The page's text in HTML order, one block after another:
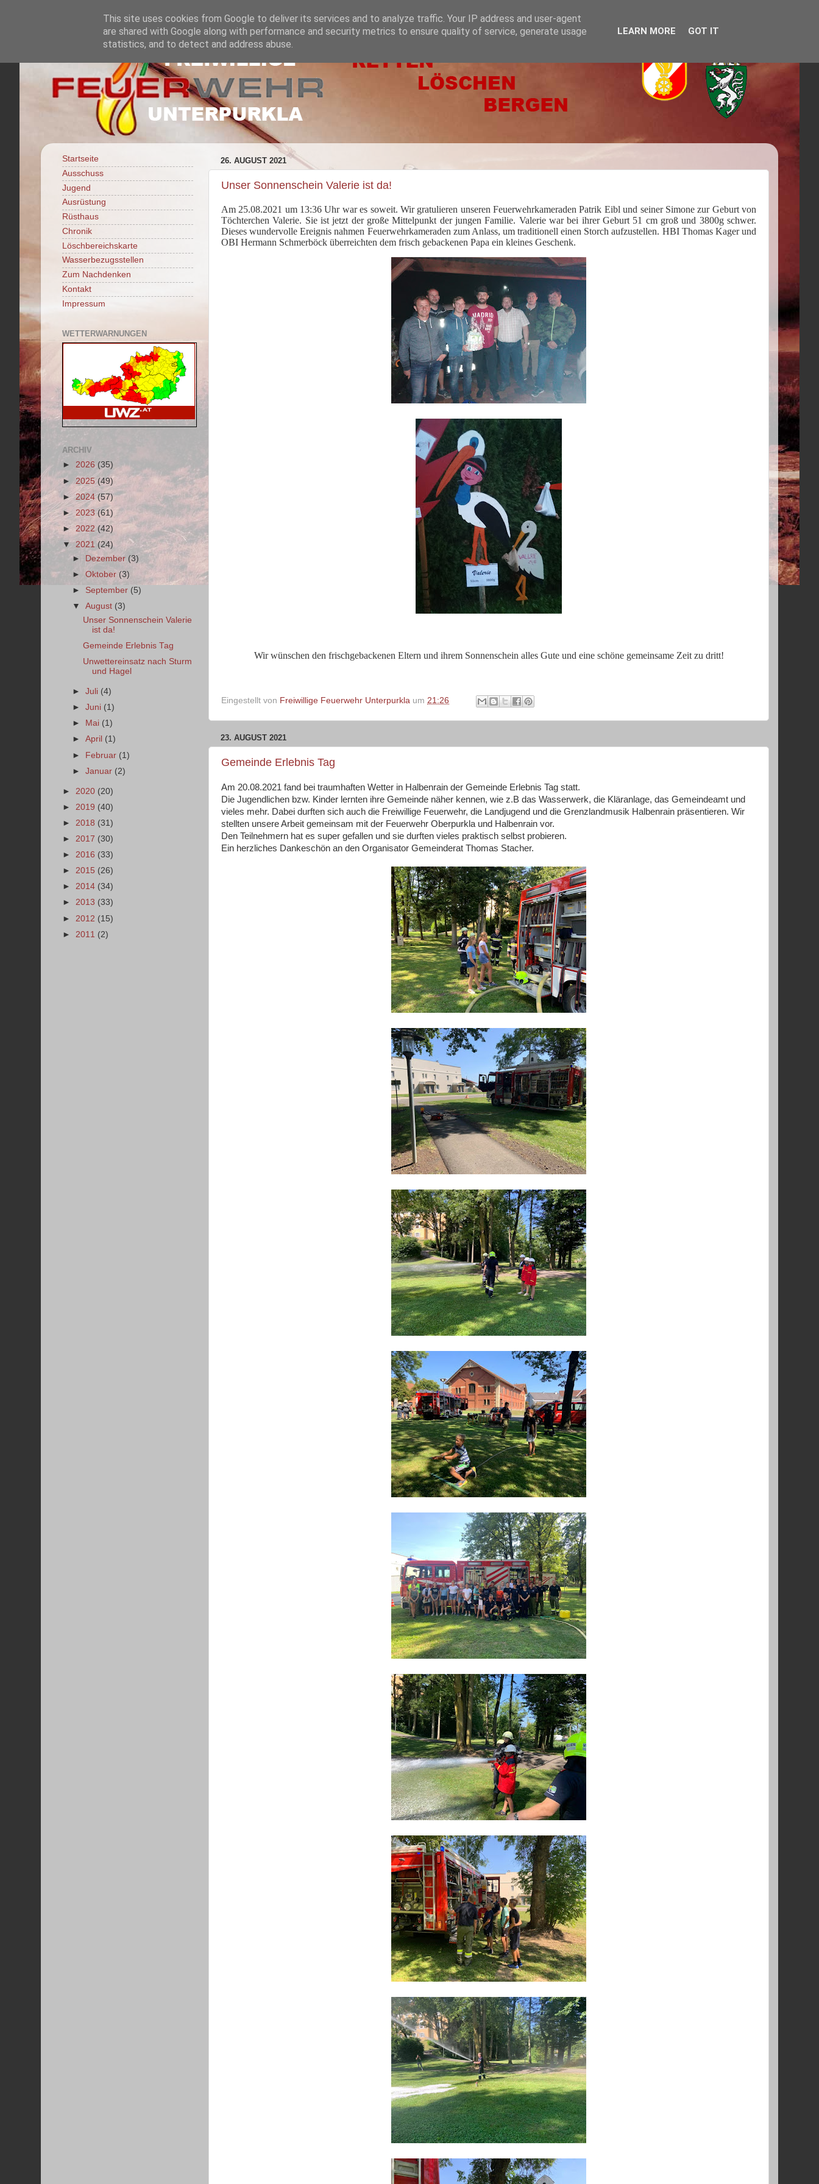
26. AUGUST 2021
Unser Sonnenschein Valerie ist da!
Am 25.08.2021 um 13:36 Uhr war es soweit. Wir gratulieren unseren Feuerwehrkameraden Patrik Eibl und seiner Simone zur Geburt von
Töchterchen Valerie. Sie ist jetzt der große Mittelpunkt der jungen Familie. Valerie war bei ihrer Geburt 51 cm groß und 3800g schwer.
Dieses wundervolle Ereignis nahmen Feuerwehrkameraden zum Anlass, um traditionell einen Storch aufzustellen. HBI Thomas Kager und
OBI Hermann Schmerböck überreichten dem frisch gebackenen Papa ein kleines Geschenk.
Wir wünschen den frischgebackenen Eltern und ihrem Sonnenschein alles Gute und eine schöne gemeinsame Zeit zu dritt!
Eingestellt von Freiwillige Feuerwehr Unterpurkla um 21:26
23. AUGUST 2021
Gemeinde Erlebnis Tag
Am 20.08.2021 fand bei traumhaften Wetter in Halbenrain der Gemeinde Erlebnis Tag statt.
Die Jugendlichen bzw. Kinder lernten ihre Gemeinde näher kennen, wie z.B das Wasserwerk, die Kläranlage, das Gemeindeamt und
vieles mehr. Dabei durften sich auch die Freiwillige Feuerwehr, die Landjugend und die Grenzlandmusik Halbenrain präsentieren. Wir
stellten unsere Arbeit gemeinsam mit der Feuerwehr Oberpurkla und Halbenrain vor.
Den Teilnehmern hat es super gefallen und sie durften vieles praktisch selbst probieren.
Ein herzliches Dankeschön an den Organisator Gemeinderat Thomas Stacher.
Startseite
Ausschuss
Jugend
Ausrüstung
Rüsthaus
Chronik
Löschbereichskarte
Wasserbezugsstellen
Zum Nachdenken
Kontakt
Impressum
WETTERWARNUNGEN
ARCHIV
► 2026 (35)
► 2025(49)
►2024(57)
► 2023 (61)
► 2022(42)
▼2021(24)
►
Dezember (3)
►Oktober (3)
► September (5)
▼August (3)
Unser Sonnenschein Valerie
ist da!
Gemeinde Erlebnis Tag
Unwettereinsatz nach Sturm
und Hagel
►Juli (4)
►Juni (1)
►
Mai (1)
►April (1)
► Februar (1)
►Januar (2)
► 2020 (20)
► 2019 (40)
► 2018 (31)
► 2017 (30)
► 2016 (33)
► 2015 (26)
► 2014 (34)
► 2013 (33)
► 2012 (15)
► 2011 (2)
This site uses cookies from Google to deliver its services and to analyze traffic. Your IP address and user-agent
are shared with Google along with performance and security metrics to ensure quality of service, generate usage
statistics, and to detect and address abuse.
LEARN MORE GOT IT